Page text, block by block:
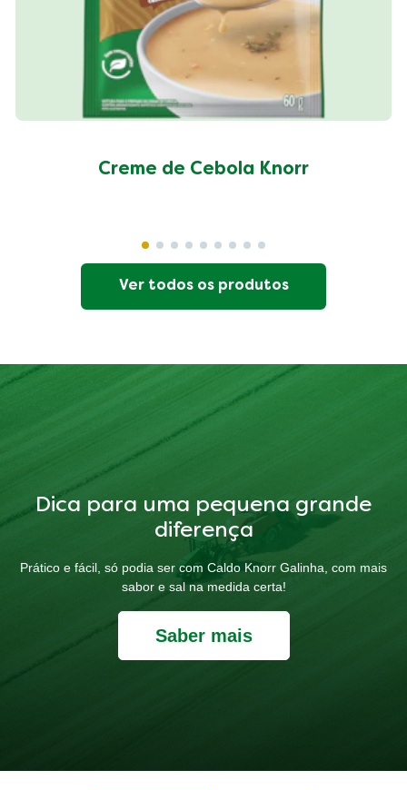
Creme de Cebola Knorr
Ver todos os produtos
Dica para uma pequena grande
diferença
Prático e fácil, só podia ser com Caldo Knorr Galinha, com mais
sabor e sal na medida certa!
Saber mais